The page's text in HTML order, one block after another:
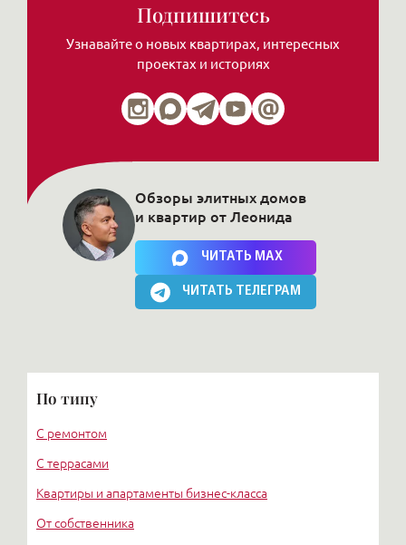
Подпишитесь
Узнавайте о новых квартирах, интересных
проектах и историях
Нажимая на кнопку, Вы соглашаетесь c политикой сайта
Обзоры элитных домов
и квартир от Леонида
ЧИТАТЬ MAX
ЧИТАТЬ ТЕЛЕГРАМ
По типу
С ремонтом
С террасами
Квартиры и апартаменты бизнес-класса
От собственника